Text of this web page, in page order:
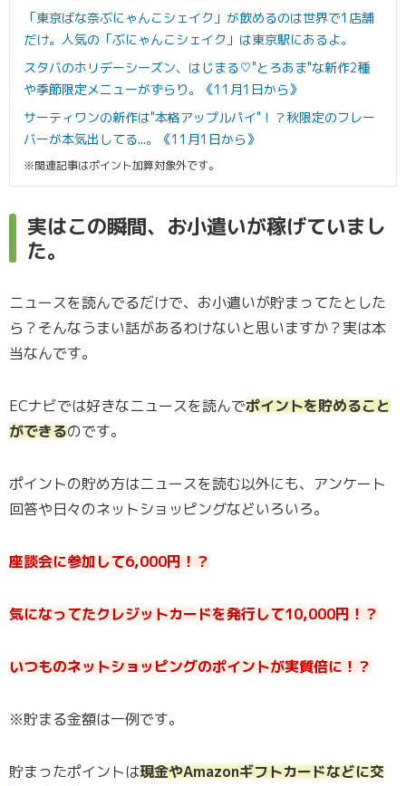
「東京ばな奈ぶにゃんこシェイク」が飲めるのは世界で1店舗
だけ。人気の「ぶにゃんこシェイク」は東京駅にあるよ。
スタバのホリデーシーズン、はじまる♡"とろあま"な新作2種
や季節限定メニューがずらり。《11月1日から》
サーティワンの新作は"本格アップルパイ"！？秋限定のフレー
バーが本気出してる...。《11月1日から》
※関連記事はポイント加算対象外です。
実はこの瞬間、お小遣いが稼げていまし
た。
ニュースを読んでるだけで、お小遣いが貯まってたとした
ら？そんなうまい話があるわけないと思いますか？実は本
当なんです。
ECナビでは好きなニュースを読んでポイントを貯めること
ができるのです。
ポイントの貯め方はニュースを読む以外にも、アンケート
回答や日々のネットショッピングなどいろいろ。
座談会に参加して6,000円！？
気になってたクレジットカードを発行して10,000円！？
いつものネットショッピングのポイントが実質倍に！？
※貯まる金額は一例です。
貯まったポイントは現金やAmazonギフトカードなどに交